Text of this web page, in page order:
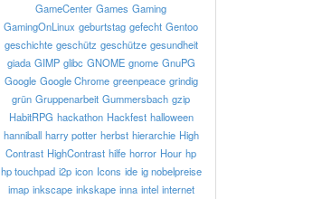
GameCenter Games Gaming
GamingOnLinux geburtstag gefecht Gentoo
geschichte geschütz geschütze gesundheit
giada GIMP glibc GNOME gnome GnuPG
Google Google Chrome greenpeace grindig
grün Gruppenarbeit Gummersbach gzip
HabitRPG hackathon Hackfest halloween
hanniball harry potter herbst hierarchie High
Contrast HighContrast hilfe horror Hour hp
hp touchpad i2p icon Icons ide ig nobelpreise
imap inkscape inkskape inna intel internet